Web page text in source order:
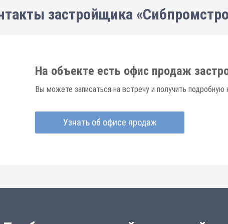
застройщика
На объекте есть офис продаж
Вы можете записаться на встречу и получить подробную
Узнать об офисе продаж